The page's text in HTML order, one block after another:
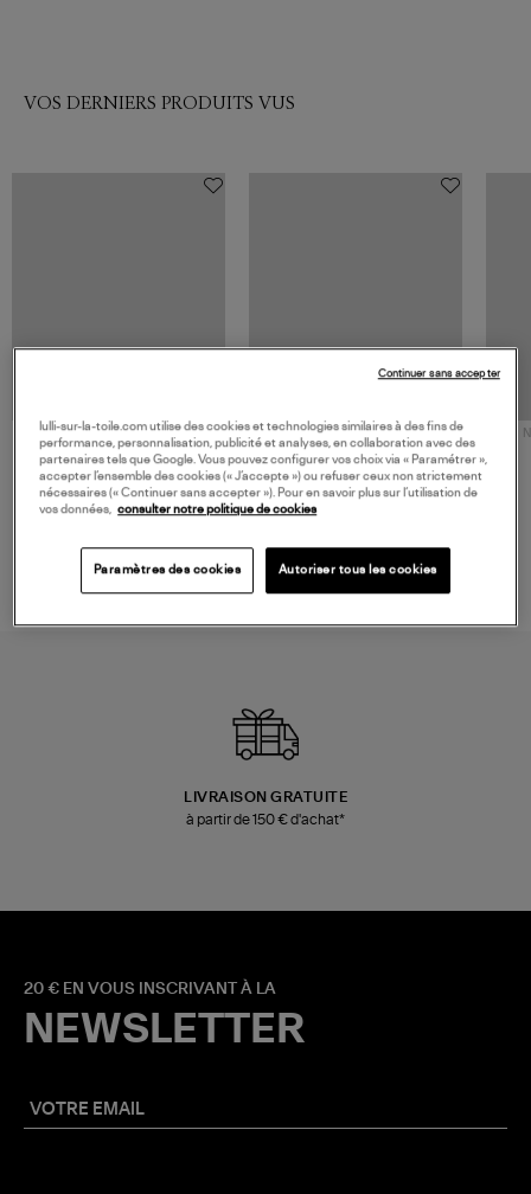
VOS DERNIERS PRODUITS VUS
480,00 €
JEROME DREYFUSS
Sac Bobi S Cuir Lamé
Champagne
NOUVELLE COLLECTION
189,00 €
TORAL
Mocassins Killian Sport
Mousse
LIVRAISON GRATUITE
à partir de 150 € d'achat*
20 € EN VOUS INSCRIVANT À LA
NEWSLETTER
lulli-sur-la-toile.com utilise des cookies et technologies similaires à des fins de
performance, personnalisation, publicité et analyses, en collaboration avec des
partenaires tels que Google. Vous pouvez configurer vos choix via « Paramétrer »,
accepter l’ensemble des cookies (« J’accepte ») ou refuser ceux non strictement
nécessaires (« Continuer sans accepter »). Pour en savoir plus sur l’utilisation de
vos données, consulter notre politique de cookies
Paramètres des cookies Autoriser tous les cookies
Continuer sans accepter